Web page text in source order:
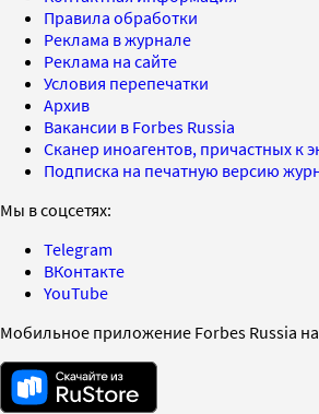
Правила обработки
Реклама в журнале
Реклама на сайте
Условия перепечатки
Архив
Вакансии в Forbes Russia
Сканер иноагентов, причастных к
Подписка на печатную версию
Мы в соцсетях:
Telegram
ВКонтакте
YouTube
Мобильное приложение Forbes Russia